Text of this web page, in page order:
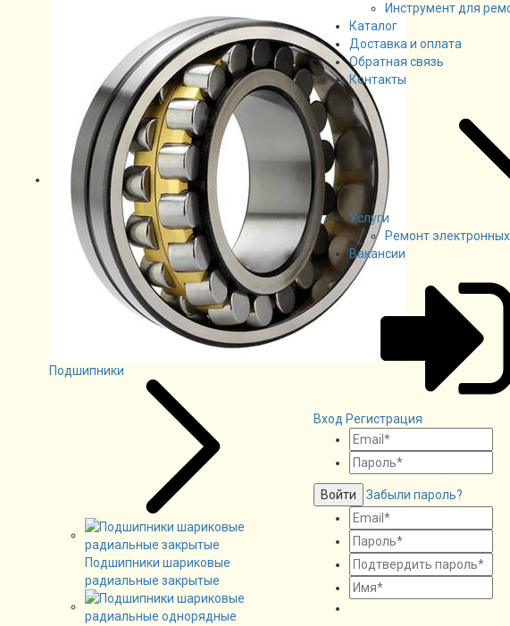
Подшипники
Подшипники шариковые
радиальные закрытые
Инструмент для
Каталог
Доставка и оплата
Обратная связь
Контакты
Услуги
Ремонт
Вакансии
Вход Регистрация
Войти Забыли пароль?